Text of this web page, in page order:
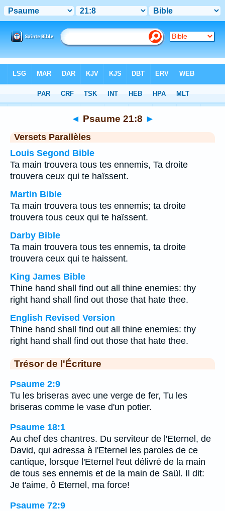
Chapitre 21> Verset 8
◄ Psaume 21:8 ►
Versets Parallèles
Louis Segond Bible
Ta main trouvera tous tes ennemis, Ta droite
trouvera ceux qui te haïssent.
Martin Bible
Ta main trouvera tous tes ennemis; ta droite
trouvera tous ceux qui te haïssent.
Darby Bible
Ta main trouvera tous tes ennemis, ta droite
trouvera ceux qui te haissent.
King James Bible
Thine hand shall find out all thine enemies: thy
right hand shall find out those that hate thee.
English Revised Version
Thine hand shall find out all thine enemies: thy
right hand shall find out those that hate thee.
Trésor de l'Écriture
Psaume 2:9
Tu les briseras avec une verge de fer, Tu les
briseras comme le vase d'un potier.
Psaume 18:1
Au chef des chantres. Du serviteur de l'Eternel, de
David, qui adressa à l'Eternel les paroles de ce
cantique, lorsque l'Eternel l'eut délivré de la main
de tous ses ennemis et de la main de Saül. Il dit:
Je t'aime, ô Eternel, ma force!
Psaume 72:9